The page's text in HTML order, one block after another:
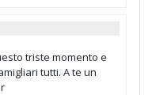
triste momento e
tutti. A te un